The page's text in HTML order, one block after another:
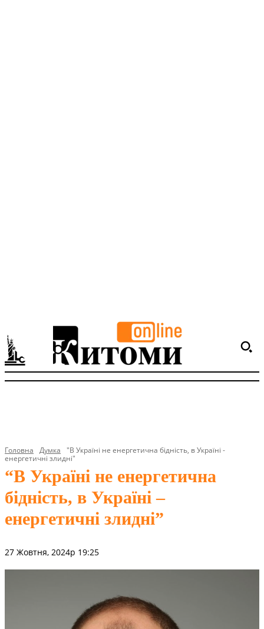
Головна Думка
"В Україні не енергетична бідність, в Україні -
енергетичні злидні"
“В Україні не енергетична
бідність, в Україні –
енергетичні злидні”
27 Жовтня, 2024р 19:25